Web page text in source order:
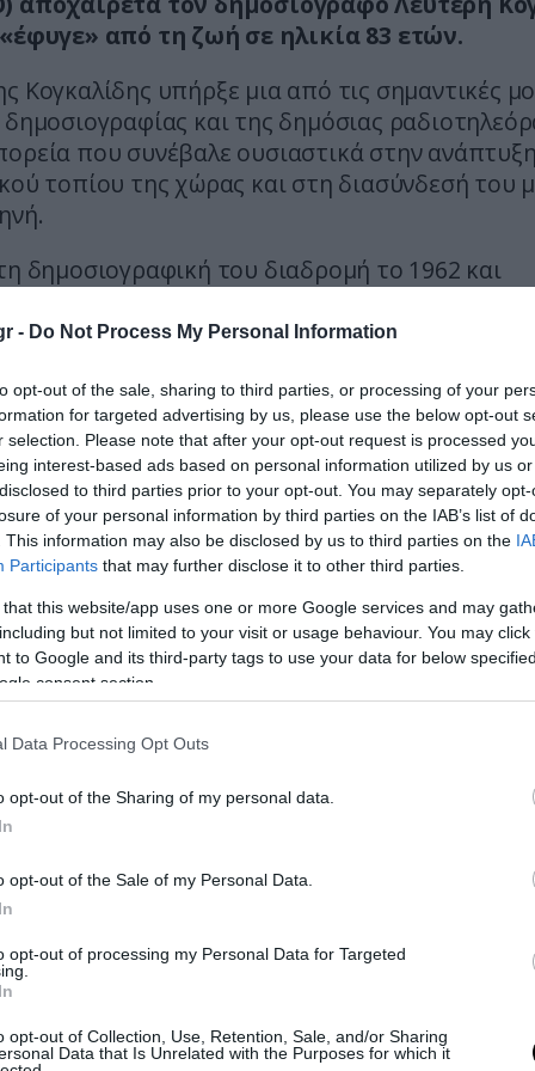
- Do Not Process My Personal Information
opt-out of the sale, sharing to third parties, or processing of your
for targeted advertising by us, please use the below opt-out
selection. Please note that after your opt-out request is processed
interest-based ads based on personal information utilized by us
to third parties prior to your opt-out. You may separately
of your personal information by third parties on the IAB’s list of
This information may also be disclosed by us to third parties on the
Participants that may further disclose it to other third parties.
that this website/app uses one or more Google services and may
but not limited to your visit or usage behaviour. You may
to Google and its third-party tags to use your data for below
consent section.
Data Processing Opt Outs
opt-out of the Sharing of my personal data.
opt-out of the Sale of my Personal Data.
opt-out of processing my Personal Data for Targeted
opt-out of Collection, Use, Retention, Sale, and/or Sharing
Data that Is Unrelated with the Purposes for which it
από τη ζωή σε ηλικία 83 ετών.
Κογκαλίδης υπήρξε μια από τις σημαντικές
δημοσιογραφίας και της δημόσιας
που συνέβαλε ουσιαστικά στην
τοπίου της χώρας και στη διασύνδεσή του
δημοσιογραφική του διαδρομή το 1962 και
καθώς και με ραδιοφωνικούς σταθμούς, ενώ
Διευθυντής Τηλεόρασης και Διευθυντής
Σχέσεων.
είχε ενεργό παρουσία στον χώρο του
δύο δεκαετίες, παρουσιάζοντας την εκπομπή
ενώ συμμετείχε και σε διεθνείς οργανισμούς
που αφορούσαν τη μουσική και την τηλεοπτική
στην Ευρώπη και τα Βαλκάνια.
αποτύπωμα άφησε και η ενασχόλησή του με τη
την πολιτιστική έρευνα, δημιουργώντας ένα
οποίου δώρισε σε πολιτιστικούς φορείς για τη
της πολιτιστικής κληρονομιάς.
θα τελεστεί την Τρίτη 2 Ιουνίου, στις 12:30,
της Θεοτόκου στην Καλαμαριά.
οπτικών ινών κυριαρχούν στο ουκρανικό μέτωπο
μετέτρεψε σε… τελικό τη ρεβάνς με την
το 1-1